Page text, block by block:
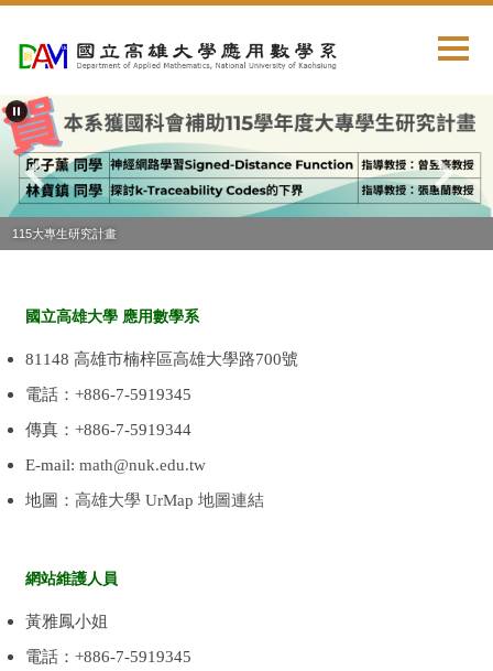
到
主
要
內
容
區
115大專生研究計畫
國立高雄大學 應用數學系
81148 高雄市楠梓區高雄大學路700號
電話：+886-7-5919345
傳真：+886-7-5919344
E-mail: math@nuk.edu.tw
地圖： 高雄大學 UrMap 地圖連結
網站維護人員
黃雅鳳小姐
電話：+886-7-5919345